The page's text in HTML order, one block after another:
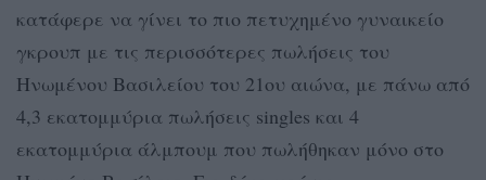
κατάφερε να γίνει το πιο πετυχημένο γυναικείο
γκρουπ με τις περισσότερες πωλήσεις του
Ηνωμένου Βασιλείου του 21ου αιώνα, με πάνω από
4,3 εκατομμύρια πωλήσεις singles και 4
εκατομμύρια άλμπουμ που πωλήθηκαν μόνο στο